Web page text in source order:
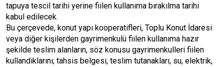
tapuya tescil tarihi yerine fiilen kullanıma bırakılma tarihi
kabul edilecek.
Bu çerçevede, konut yapı kooperatifleri, Toplu Konut İdaresi
veya diğer kişilerden gayrimenkulü fiilen kullanıma hazır
şekilde teslim alanların, söz konusu gayrimenkulleri fiilen
kullandıklarını; tahsis belgesi, teslim tutanakları, su, elektrik,